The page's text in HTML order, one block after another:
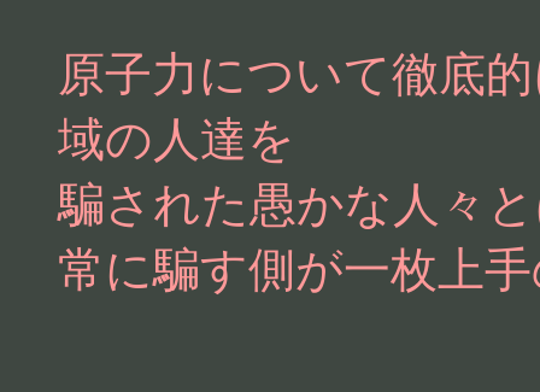
原子力について徹底
域の人達を
騙された愚かな人々
常に騙す側が一枚上